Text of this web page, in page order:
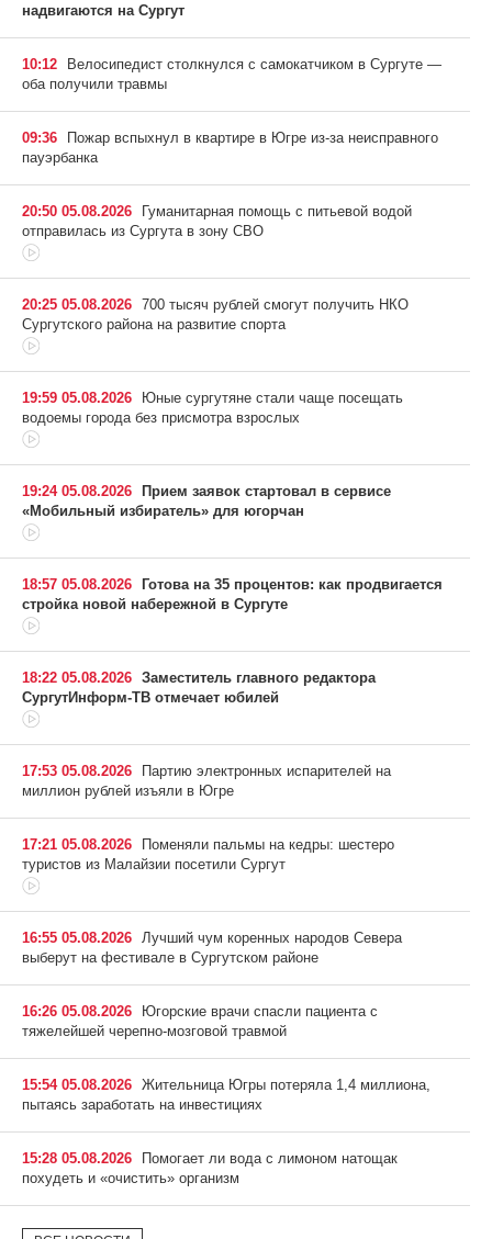
надвигаются на Сургут
10:12
Велосипедист столкнулся с самокатчиком в Сургуте —
оба получили травмы
09:36
Пожар вспыхнул в квартире в Югре из-за неисправного
пауэрбанка
20:50 05.08.2026
Гуманитарная помощь с питьевой водой
отправилась из Сургута в зону СВО
20:25 05.08.2026 700 тысяч рублей смогут получить НКО
Сургутского района на развитие спорта
19:59 05.08.2026
Юные сургутяне стали чаще посещать
водоемы города без присмотра взрослых
19:24 05.08.2026 Прием заявок стартовал в сервисе
«Мобильный избиратель» для югорчан
18:57 05.08.2026 Готова на 35 процентов: как продвигается
стройка новой набережной в Сургуте
18:22 05.08.2026 Заместитель главного редактора
СургутИнформ-ТВ отмечает юбилей
17:53 05.08.2026
Партию электронных испарителей на
миллион рублей изъяли в Югре
17:21 05.08.2026
Поменяли пальмы на кедры: шестеро
туристов из Малайзии посетили Сургут
16:55 05.08.2026
Лучший чум коренных народов Севера
выберут на фестивале в Сургутском районе
16:26 05.08.2026
Югорские врачи спасли пациента с
тяжелейшей черепно-мозговой травмой
15:54 05.08.2026 Жительница Югры потеряла 1,4 миллиона,
пытаясь заработать на инвестициях
15:28 05.08.2026
Помогает ли вода с лимоном натощак
похудеть и «очистить» организм